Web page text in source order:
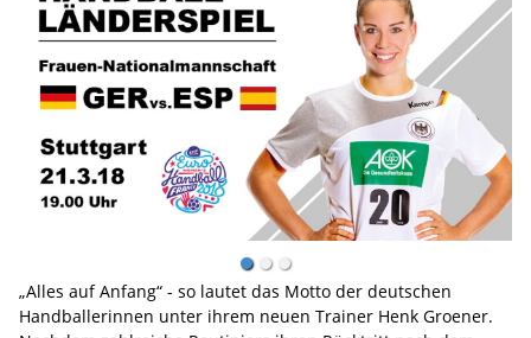
„Alles auf Anfang“ - so lautet das Motto der deutschen
Handballerinnen unter ihrem neuen Trainer Henk Groener.